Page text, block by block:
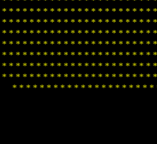
* * * * * * * * * * * * * * * * * * * * * *
* * * * * * * * * * * * * * * * * * * * * *
* * * * * * * * * * * * * * * * * * * * * *
* * * * * * * * * * * * * * * * * * * * * *
* * * * * * * * * * * * * * * * * * * * * *
* * * * * * * * * * * * * * * * * * * * * *
* * * * * * * * * * * * * * * * * * * * * *
* * * * * * * * * * * * * * * * * * * * *